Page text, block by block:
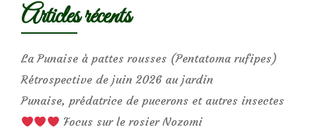
Articles récents
La Punaise à pattes rousses (Pentatoma rufipes)
Rétrospective de juin 2026 au jardin
Punaise, prédatrice de pucerons et autres insectes
Focus sur le rosier Nozomi